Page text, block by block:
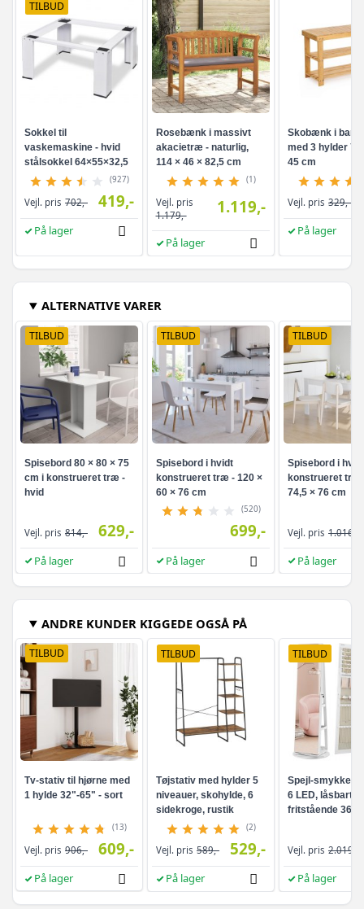
TILBUD
Sokkel til
vaskemaskine - hvid
stålsokkel 64×55×32,5
cm
(927)
Vejl. pris 702,- 419,-
På lager
Rosebænk i massivt
akacietræ - naturlig,
114 × 46 × 82,5 cm
(1)
Vejl. pris
1.179,-
1.119,-
På lager
Skobænk i
med 3 hylder 70
45 cm
Vejl. pris 329,-
På lager
ALTERNATIVE VARER
TILBUD
Spisebord 80 × 80 × 75
cm i konstrueret træ -
hvid
Vejl. pris 814,- 629,-
På lager
TILBUD
Spisebord i hvidt
konstrueret træ - 120 ×
60 × 76 cm
(520)
699,-
På lager
TILBUD
Spisebord i hvidt
konstrueret træ
74,5 × 76 cm
Vejl. pris 1.016,-
På lager
ANDRE KUNDER KIGGEDE OGSÅ PÅ
TILBUD
Tv-stativ til hjørne med
1 hylde 32"-65" - sort
(13)
Vejl. pris 906,- 609,-
På lager
TILBUD
Tøjstativ med hylder 5
niveauer, skohylde, 6
sidekroge, rustik
brun/sort
(2)
Vejl. pris 589,- 529,-
På lager
TILBUD
Spejl-
6 LED, låsbart -
fritstående 360°
helkropsspejl, 3
hvid/greige
Vejl. pris 2.019,-
På lager